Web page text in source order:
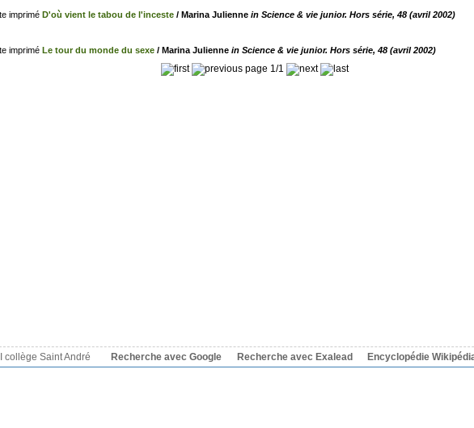
D'où vient le tabou de l'inceste / Marina Julienne in Science & vie junior. Hors série, 48 (avril 2002)
Le tour du monde du sexe / Marina Julienne in Science & vie junior. Hors série, 48 (avril 2002)
page 1/1
collège Saint André Recherche avec Google Recherche avec Exalead Encyclopédie